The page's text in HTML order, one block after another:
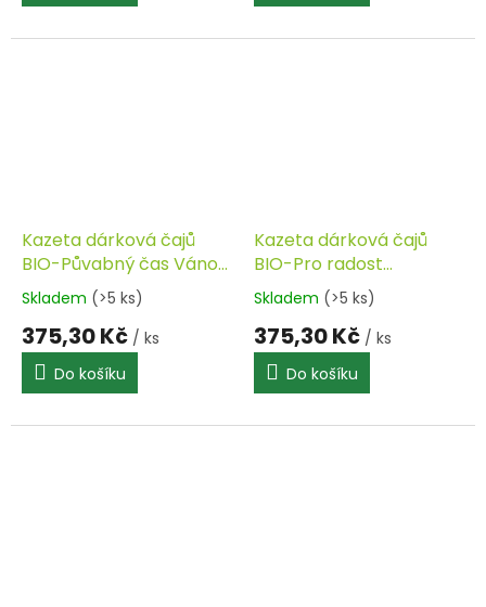
Kazeta dárková čajů
BIO-Půvabný čas Vánoc
SONNENTOR
Skladem (>5 ks)
375,30 Kč / ks
Do košíku
Kazeta dárková čajů
BIO-Pro radost
SONNENTOR
Skladem (>5 ks)
375,30 Kč / ks
Do košíku